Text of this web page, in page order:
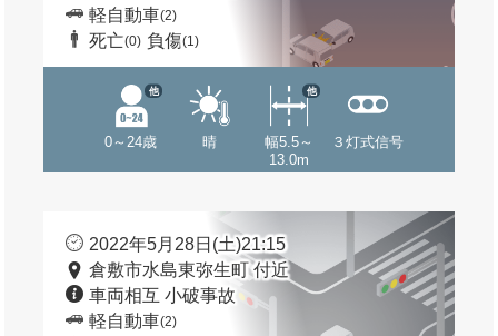
軽自動車(2)
死亡(0) 負傷(1)
0～24歳
他
晴
幅5.5～
13.0m
他
３灯式信号
2022年5月28日(土)21:15
倉敷市水島東弥生町 付近
車両相互 小破事故
軽自動車(2)